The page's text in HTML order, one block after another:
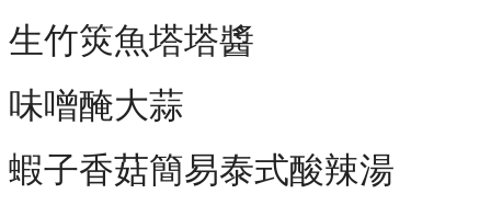
生竹筴魚塔塔醬
味噌醃大蒜
蝦子香菇簡易泰式酸辣湯